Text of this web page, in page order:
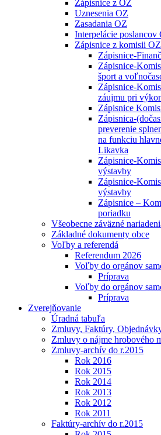
Zápisnice z OZ
Uznesenia OZ
Zasadania OZ
Interpelácie poslancov
Zápisnice z komisii OZ
Zápisnice-
Zápisnice-
šport a
Zápisnice-
záujmu pri
Zápisnice
Zápisnica-
preverenie
na funkciu
Likavka
Zápisnice-
výstavby
Zápisnice-
výstavby
Zápisnice –
poriadku
Všeobecne záväzné
Základné dokumenty obce
Voľby a referendá
Referendum 2026
Voľby do orgánov
Príprava
Voľby do orgánov
Príprava
Zverejňovanie
Úradná tabuľa
Zmluvy, Faktúry,
Zmluvy o nájme hrobového
Zmluvy-archív do r.2015
Rok 2016
Rok 2015
Rok 2014
Rok 2013
Rok 2012
Rok 2011
Faktúry-archív do r.2015